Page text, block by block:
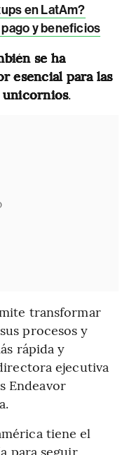
en LatAm?
y beneficios
se ha
esencial para las
unicornios.
transformar
procesos y
rápida y
ejecutiva
Endeavor
tiene el
para seguir